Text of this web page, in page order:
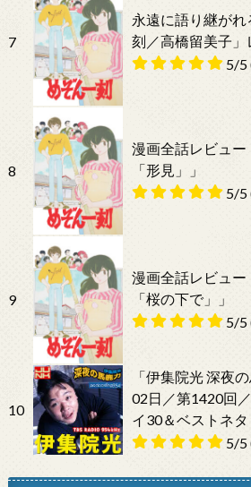
7
永遠に語り継が
刻／高橋留美子」
5/5
8
漫画全話レビュ
「形見」」
5/5
9
漫画全話レビュ
「桜の下で」」
5/5
10
「伊集院光 深夜
02日／第1420回
イ30＆ベストネ
5/5